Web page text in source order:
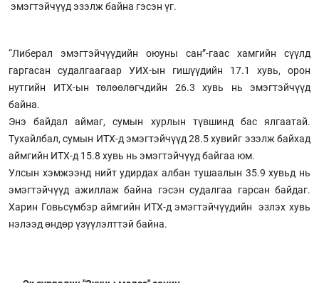
эмэгтэйчүүд эзэлж байна гэсэн үг.
“Либерал эмэгтэйчүүдийн оюуны сан”-гаас хамгийн сүүлд
гаргасан судалгаагаар УИХ-ын гишүүдийн 17.1 хувь, орон
нутгийн ИТХ-ын төлөөлөгчдийн 26.3 хувь нь эмэгтэйчүүд
байна.
Энэ байдал аймаг, сумын хурлын түвшинд бас ялгаатай.
Тухайлбал, сумын ИТХ-д эмэгтэйчүүд 28.5 хувийг эзэлж байхад
аймгийн ИТХ-д 15.8 хувь нь эмэгтэйчүүд байгаа юм.
Улсын хэмжээнд нийт удирдах албан тушаалын 35.9 хувьд нь
эмэгтэйчүүд ажиллаж байна гэсэн судалгаа гарсан байдаг.
Харин Говьсүмбэр аймгийн ИТХ-д эмэгтэйчүүдийн эзлэх хувь
нэлээд өндөр үзүүлэлттэй байна.